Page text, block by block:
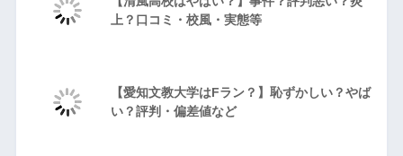
上？口コミ・校風・実態等
【愛知文教大学はFラン？】恥ずかしい？やば
い？評判・偏差値など